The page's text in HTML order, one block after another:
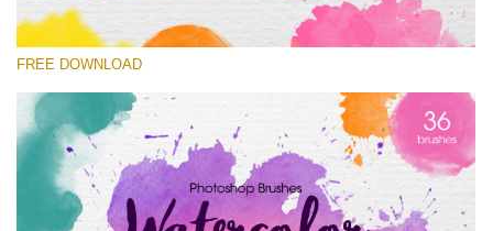
선택 해주세요
Watercolor Splashes
(36 Ps Brushes)
무료 다운로드
FREE DOWNLOAD